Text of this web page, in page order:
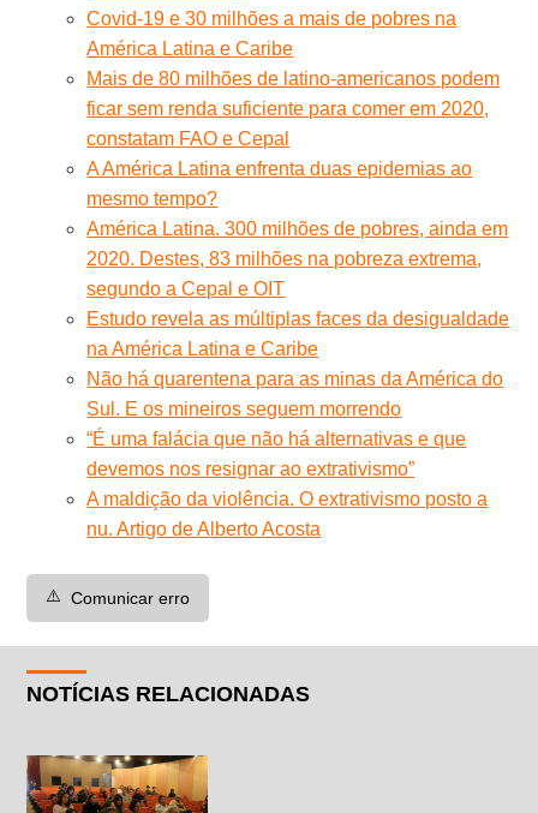
Covid-19 e 30 milhões a mais de pobres na
América Latina e Caribe
Mais de 80 milhões de latino-americanos podem
ficar sem renda suficiente para comer em 2020,
constatam FAO e Cepal
A América Latina enfrenta duas epidemias ao
mesmo tempo?
América Latina. 300 milhões de pobres, ainda em
2020. Destes, 83 milhões na pobreza extrema,
segundo a Cepal e OIT
Estudo revela as múltiplas faces da desigualdade
na América Latina e Caribe
Não há quarentena para as minas da América do
Sul. E os mineiros seguem morrendo
“É uma falácia que não há alternativas e que
devemos nos resignar ao extrativismo”
A maldição da violência. O extrativismo posto a
nu. Artigo de Alberto Acosta
⚠️ Comunicar erro
NOTÍCIAS RELACIONADAS